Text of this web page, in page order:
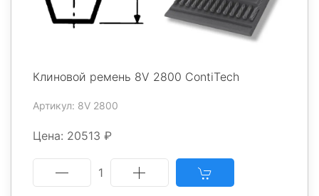
Клиновой ремень 8V 2800 ContiTech
Артикул: 8V 2800
Цена: 20513 ₽
1